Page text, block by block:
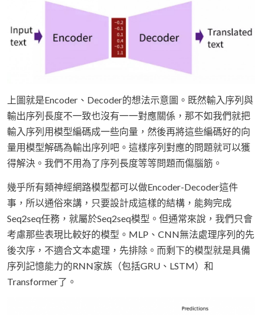
上圖就是Encoder、Decoder的想法示意圖。既然輸入序列與
輸出序列長度不一致也沒有一一對應關係，那不如我們就把
輸入序列用模型編碼成一些向量，然後再將這些編碼好的向
量用模型解碼為輸出序列吧。這樣序列對應的問題就可以獲
得解決。我們不用為了序列長度等等問題而傷腦筋。
幾乎所有類神經網路模型都可以做Encoder-Decoder這件
事，所以通俗來講，只要設計成這樣的結構，能夠完成
Seq2seq任務，就屬於Seq2seq模型。但通常來說，我們只會
考慮那些表現比較好的模型。MLP、CNN無法處理序列的先
後次序，不適合文本處理，先排除。而剩下的模型就是具備
序列記憶能力的RNN家族（包括GRU、LSTM）和
Transformer了。